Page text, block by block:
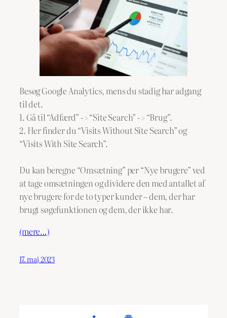
Besøg Google Analytics, mens du stadig har adgang
til det.
1. Gå til “Adfærd” -> “Site Search” -> “Brug”.
2. Her finder du “Visits Without Site Search” og
“Visits With Site Search”.
Du kan beregne “Omsætning” per “Nye brugere” ved
at tage omsætningen og dividere den med antallet af
nye brugere for de to typer kunder – dem, der har
brugt søgefunktionen og dem, der ikke har.
(mere…)
17. maj 2023